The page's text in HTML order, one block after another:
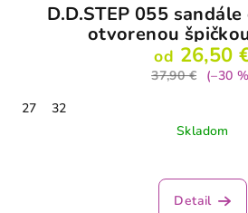
D.D.STEP 055
otvorenou
od 26,50
37,90 €
(–30
27
32
Skladom
Detail